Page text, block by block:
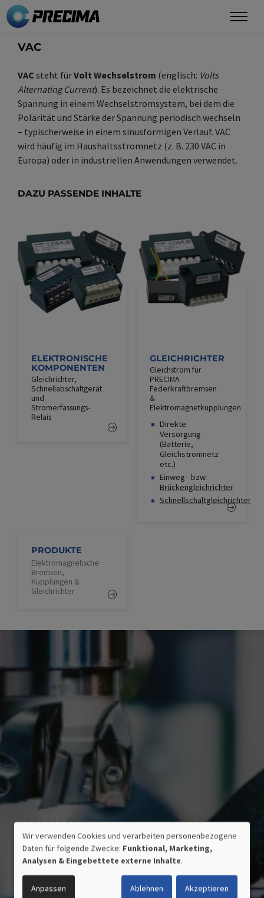
Direkt
zum
VAC
VAC steht fürVolt Wechselstrom (englisch: Volts
Alternating Current). Es bezeichnet die elektrische
Spannung in einem Wechselstromsystem, bei dem die
Polarität und Stärke der Spannung periodisch wechseln
– typischerweise in einem sinusförmigen Verlauf. VAC
wird häufig im Haushaltsstromnetz (z. B. 230 VAC in
Europa) oder in industriellen Anwendungen verwendet.
DAZU PASSENDE INHALTE
ELEKTRONISCHE
KOMPONENTEN
Gleichrichter,
Schnellabschaltgerät
und
Stromerfassungs-
Relais
GLEICHRICHTER
Gleichstrom für
PRECIMA
Federkraftbremsen
&
Elektromagnetkupplungen
Direkte
Versorgung
(Batterie,
Gleichstromnetz
etc.)
Einweg- bzw.
Brückengleichrichter
Schnellschaltgleichrichter
PRODUKTE
Elektromagnetische
Bremsen,
Kupplungen &
Gleichrichter
VERWENDUNG
PERSONENBEZOGENER
DATEN
UND
COOKIES
Wir verwenden Cookies und verarbeiten personenbezogene
Daten für folgende Zwecke: Funktional, Marketing,
Analysen & Eingebettete externe Inhalte.
Anpassen Ablehnen Akzeptieren